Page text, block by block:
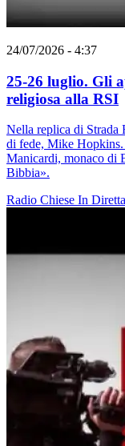
24/07/2026 - 4:37
25-26 luglio. Gli
religiosa alla RSI
Nella replica di Strada
di fede, Mike
Manicardi, monaco di
Bibbia».
Radio Chiese In Diretta